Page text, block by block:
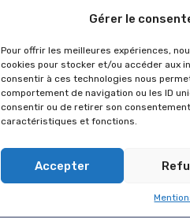
Gérer le
Pour offrir les meilleures expériences,
cookies pour stocker et/ou accéder aux
consentir à ces technologies nous
comportement de navigation ou les ID
consentir ou de retirer son
caractéristiques et fonctions.
Accepter